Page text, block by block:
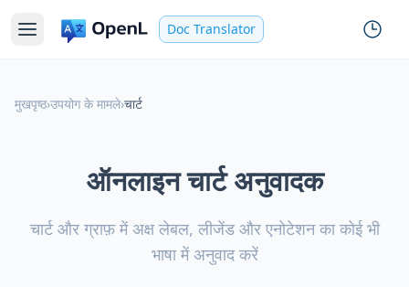
Doc Translator
मुखपृष्ठ›उपयोग के मामले›चार्ट
ऑनलाइन चार्ट अनुवादक
चार्ट और ग्राफ़ में अक्ष लेबल, लीजेंड और एनोटेशन का कोई भी
भाषा में अनुवाद करें